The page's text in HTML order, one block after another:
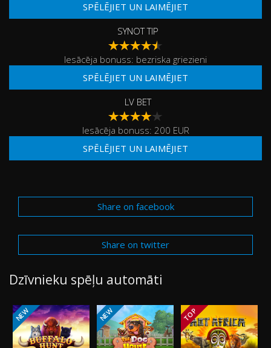
SPĒLĒJIET UN LAIMĒJIET
SYNOT TIP
Iesācēja bonuss: bezriska griezieni
SPĒLĒJIET UN LAIMĒJIET
LV BET
Iesācēja bonuss: 200 EUR
SPĒLĒJIET UN LAIMĒJIET
Share on facebook
Share on twitter
Dzīvnieku spēļu automāti
NEW NEW TOP